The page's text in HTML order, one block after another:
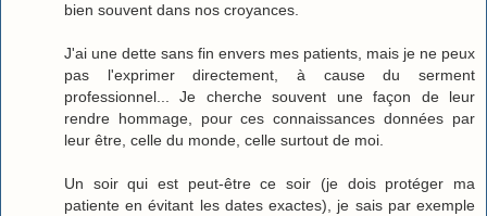
bien souvent dans nos croyances.
J'ai une dette sans fin envers mes patients, mais je ne peux
pas l'exprimer directement, à cause du serment
professionnel... Je cherche souvent une façon de leur
rendre hommage, pour ces connaissances données par
leur être, celle du monde, celle surtout de moi.
Un soir qui est peut-être ce soir (je dois protéger ma
patiente en évitant les dates exactes), je sais par exemple